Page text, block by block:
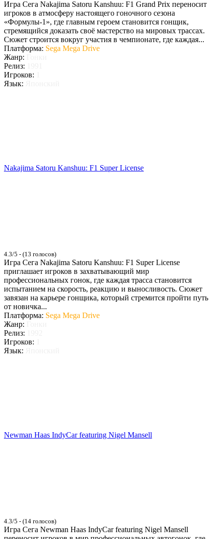
Игра Сега Nakajima Satoru Kanshuu: F1 Grand Prix переносит
игроков в атмосферу настоящего гоночного сезона
«Формулы-1», где главным героем становится гонщик,
стремящийся доказать своё мастерство на мировых трассах.
Сюжет строится вокруг участия в чемпионате, где каждая...
Платформа: Sega Mega Drive
Жанр:
Релиз:
Игроков:
Язык:
Nakajima Satoru Kanshuu: F1 Super License
4.3/5 - (13 голосов)
Игра Сега Nakajima Satoru Kanshuu: F1 Super License
приглашает игроков в захватывающий мир
профессиональных гонок, где каждая трасса становится
испытанием на скорость, реакцию и выносливость. Сюжет
завязан на карьере гонщика, который стремится пройти путь
от новичка...
Платформа: Sega Mega Drive
Жанр:
Релиз:
Игроков:
Язык:
Newman Haas IndyCar featuring Nigel Mansell
4.3/5 - (14 голосов)
Игра Сега Newman Haas IndyCar featuring Nigel Mansell